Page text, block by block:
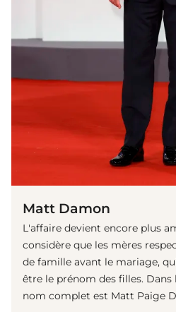
Matt Damon
L'affaire devient encore plus
considère que les mères
de famille avant le mariage,
être le prénom des filles. Dans
nom complet est Matt Paige